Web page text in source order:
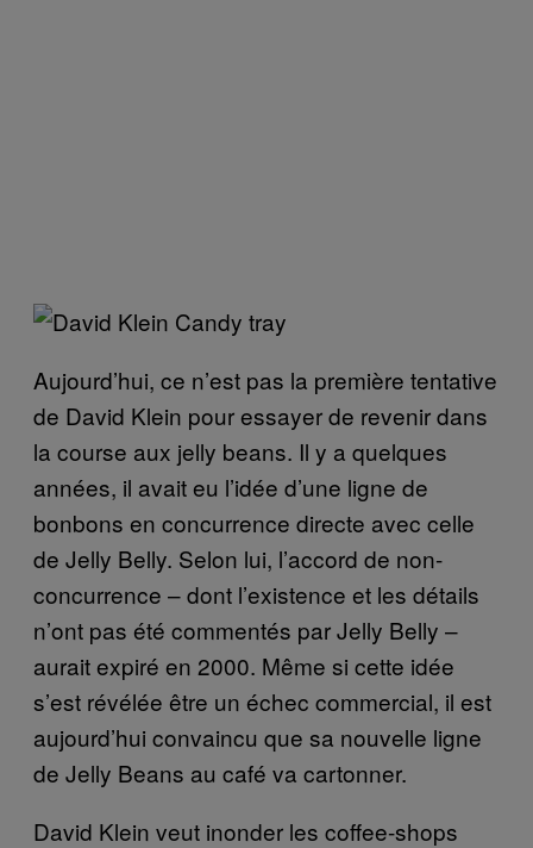
Aujourd’hui, ce n’est pas la première tentative
de David Klein pour essayer de revenir dans
la course aux jelly beans. Il y a quelques
années, il avait eu l’idée d’une ligne de
bonbons en concurrence directe avec celle
de Jelly Belly. Selon lui, l’accord de non-
concurrence – dont l’existence et les détails
n’ont pas été commentés par Jelly Belly –
aurait expiré en 2000. Même si cette idée
s’est révélée être un échec commercial, il est
aujourd’hui convaincu que sa nouvelle ligne
de Jelly Beans au café va cartonner.
David Klein veut inonder les coffee-shops